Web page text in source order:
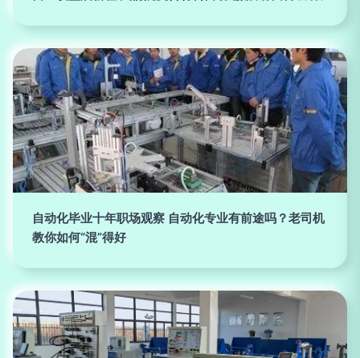
自动化毕业十年职场观察 自动化专业有前途吗？老司机
教你如何“混”得好